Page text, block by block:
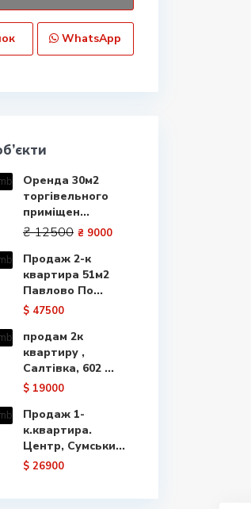
WhatsApp
Оренда 30м2
торгівельного
приміщен...
₴ 12500 ₴ 9000
Продаж 2-к
квартира 51м2
Павлово По...
$ 47500
продам 2к
квартиру ,
Салтівка, 602 ...
$ 19000
Продаж 1-
к.квартира.
Центр, Сумськи...
$ 26900